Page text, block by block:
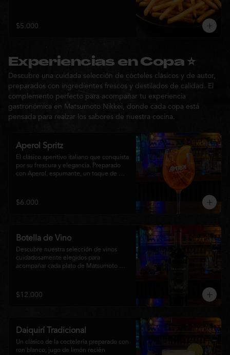
$5.000
Experiencias en Copa ⭐
Descubre una cuidada selección de cócteles clásicos y de autor,
preparados con ingredientes frescos y destilados de calidad. El
complemento perfecto para acompañar tu experiencia
gastronómica en Matsumoto Nikkei, donde cada copa está
pensada para realzar los sabores de nuestra cocina.
Aperol Spritz
El clásico aperitivo italiano que conquista
por su frescura y elegancia. Preparado
con Aperol, espumante, un toque de
refrescante y de notas cítricas, perfecto
para disfrutar antes de la comida o
$6.000
Botella de Vino
Descubre nuestra selección de vinos
cuidadosamente elegidos para
acompañar cada plato de Matsumoto
$12.000
Daiquirí Tradicional
Un clásico de la coctelería preparado con
ron blanco, jugo de limón recién